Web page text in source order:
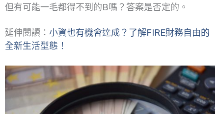
但有可能一毛都得不到的B嗎？答案是否定的。
延伸閱讀： 小資也有機會達成？了解FIRE財務自由的
全新生活型態！